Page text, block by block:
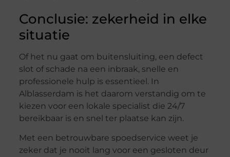
Conclusie: zekerheid in elke
situatie
Of het nu gaat om buitensluiting, een defect
slot of schade na een inbraak, snelle en
professionele hulp is essentieel. In
Alblasserdam is het daarom verstandig om te
kiezen voor een lokale specialist die 24/7
bereikbaar is en snel ter plaatse kan zijn.
Met een betrouwbare spoedservice weet je
zeker dat je nooit lang voor een gesloten deur